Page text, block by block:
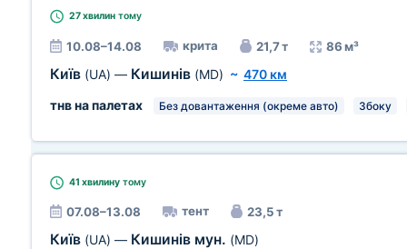
27 хвилин тому
10.08–14.08 крита 21,7 т 86 м³
Київ (UA) — Кишинів (MD) ~ 470 км
тнв на палетах
Без довантаження (окреме авто) Збоку
41 хвилину тому
07.08–13.08 тент 23,5 т
Київ (UA) — Кишинів мун. (MD)